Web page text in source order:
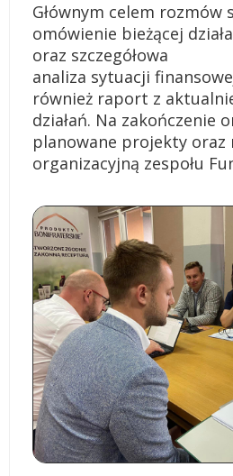
Głównym celem rozmów
omówienie bieżącej
oraz szczegółowa
analiza sytuacji
również raport z
działań. Na zakończenie
planowane projekty
organizacyjną zespołu